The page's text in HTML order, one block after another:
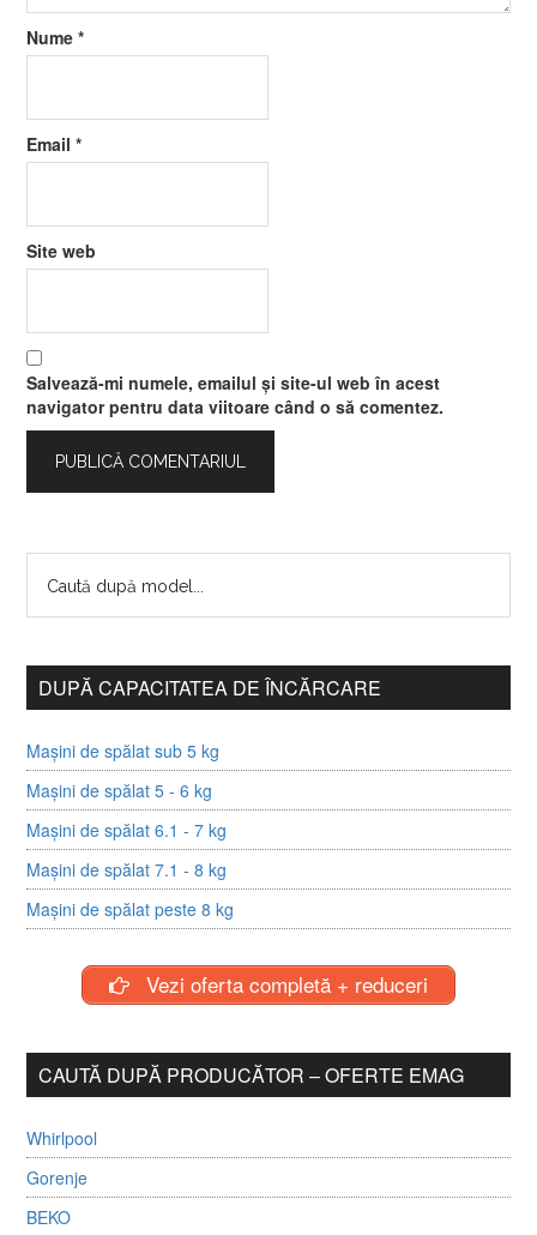
Nume*
Email*
Site web
Salvează-mi numele, emailul și site-ul web în acest
navigator pentru data viitoare când o să comentez.
DUPĂ CAPACITATEA DE ÎNCĂRCARE
Mașini de spălat sub 5 kg
Mașini de spălat 5 - 6 kg
Mașini de spălat 6.1 - 7 kg
Mașini de spălat 7.1 - 8 kg
Mașini de spălat peste 8 kg
Vezi oferta completă + reduceri
CAUTĂ DUPĂ PRODUCĂTOR – OFERTE EMAG
Whirlpool
Gorenje
BEKO